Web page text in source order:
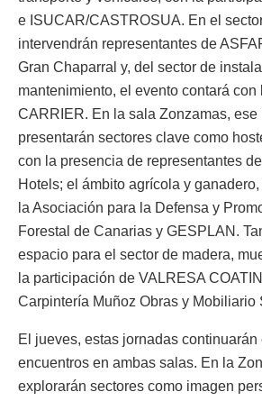
e ISUCAR/CASTROSUA. En el
intervendrán representantes de
Gran Chaparral y, del sector de
mantenimiento, el evento contará
CARRIER. En la sala Zonzamas, ese
presentarán sectores clave como
con la presencia de representantes
Hotels; el ámbito agrícola y
la Asociación para la Defensa y
Forestal de Canarias y GESPLAN.
espacio para el sector de madera,
la participación de VALRESA
Carpintería Muñoz Obras y Mobiliario
El jueves, estas jornadas continuarán
encuentros en ambas salas. En la
explorarán sectores como imagen